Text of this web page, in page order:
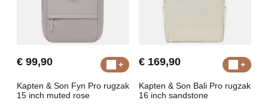
€ 99,90
Kapten & Son Fyn Pro rugzak
15 inch muted rose
€ 169,90
Kapten & Son Bali Pro rugzak
16 inch sandstone